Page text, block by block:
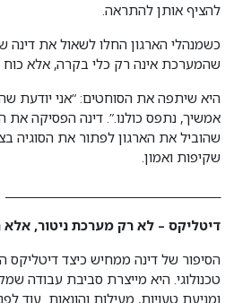
להציף אותן להתראה.
כשמנהלי הארגון החלו לשאול את דינה
שהמערכת אינה רק כלי בקרה, אלא
היא שיתפה את הסוחטים: “אני יודעת
אמשיך, נתפס כולנו.”. דינה הפסיקה את
שהוביל את הארגון לפתור את הסוגיה
שקיפות ואמון.
דיטליקס – לא רק מערכת ניטור, אלא
הסיפור של דינה ממחיש כיצד דיטליקס
טכנולוגי. היא מייצרת סביבת עבודה
ומניעת טעויות, מעילות והונאות עוד